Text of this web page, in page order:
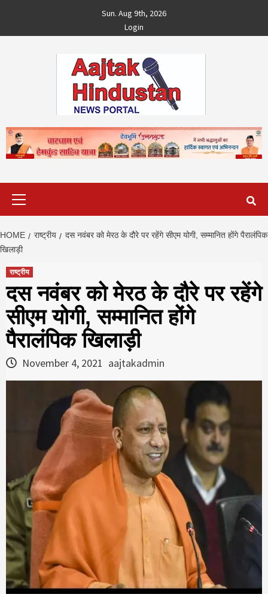
content
Sun. Aug 9th, 2026
Login
HOME राष्ट्रीय
दस नवंबर को मेरठ के दौरे पर रहेंगे सीएम योगी, सम्मानित होंगे पैरालंपिक
खिलाड़ी
राष्ट्रीय
दस नवंबर को मेरठ के दौरे पर रहेंगे
सीएम योगी, सम्मानित होंगे
पैरालंपिक खिलाड़ी
November 4, 2021 aajtakadmin